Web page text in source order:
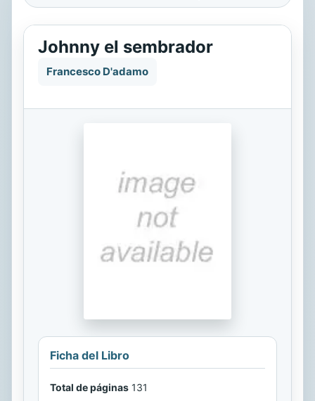
Johnny el sembrador
Francesco D'adamo
Ficha del Libro
Total de páginas 131